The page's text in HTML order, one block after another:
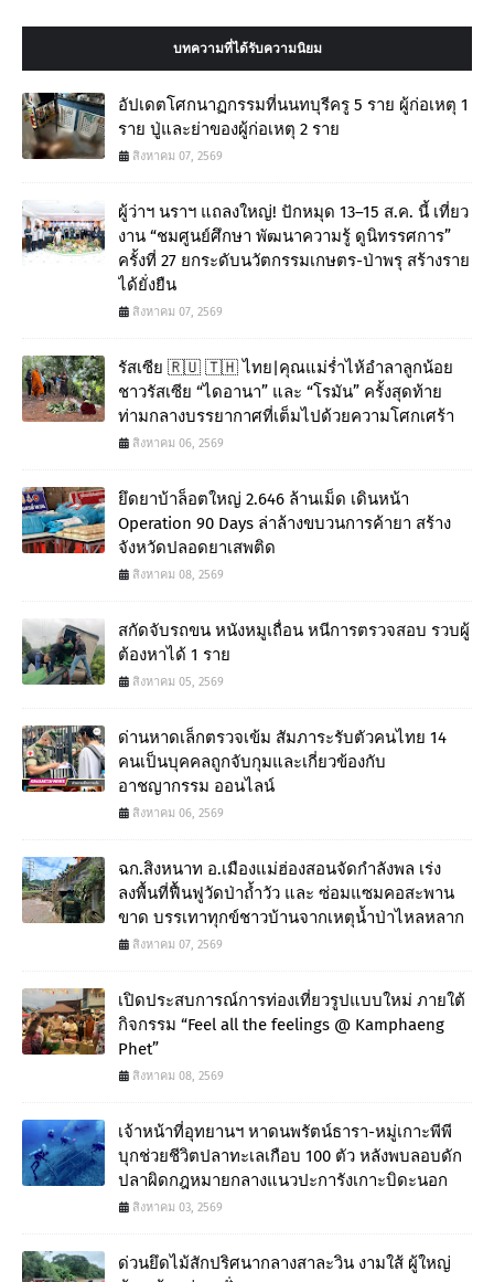
บทความที่ได้รับความนิยม
อัปเดตโศกนาฏกรรมที่นนทบุรีครู 5 ราย ผู้ก่อเหตุ 1
ราย ปู่และย่าของผู้ก่อเหตุ 2 ราย
สิงหาคม 07, 2569
ผู้ว่าฯ นราฯ แถลงใหญ่! ปักหมุด 13–15 ส.ค. นี้ เที่ยว
งาน “ชมศูนย์ศึกษา พัฒนาความรู้ ดูนิทรรศการ”
ครั้งที่ 27 ยกระดับนวัตกรรมเกษตร-ป่าพรุ สร้างราย
ได้ยั่งยืน
สิงหาคม 07, 2569
รัสเซีย 🇷🇺 🇹🇭 ไทย|คุณแม่ร่ำไห้อำลาลูกน้อย
ชาวรัสเซีย “ไดอานา” และ “โรมัน” ครั้งสุดท้าย
ท่ามกลางบรรยากาศที่เต็มไปด้วยความโศกเศร้า
สิงหาคม 06, 2569
ยึดยาบ้าล็อตใหญ่ 2.646 ล้านเม็ด เดินหน้า
Operation 90 Days ล่าล้างขบวนการค้ายา สร้าง
จังหวัดปลอดยาเสพติด
สิงหาคม 08, 2569
สกัดจับรถขน หนังหมูเถื่อน หนีการตรวจสอบ รวบผู้
ต้องหาได้ 1 ราย
สิงหาคม 05, 2569
ด่านหาดเล็กตรวจเข้ม สัมภาระรับตัวคนไทย 14
คนเป็นบุคคลถูกจับกุมและเกี่ยวข้องกับ
อาชญากรรม ออนไลน์
สิงหาคม 06, 2569
ฉก.สิงหนาท อ.เมืองแม่ฮ่องสอนจัดกำลังพล เร่ง
ลงพื้นที่ฟื้นฟูวัดป่าถ้ำวัว และ ซ่อมแซมคอสะพาน
ขาด บรรเทาทุกข์ชาวบ้านจากเหตุน้ำป่าไหลหลาก
สิงหาคม 07, 2569
เปิดประสบการณ์การท่องเที่ยวรูปแบบใหม่ ภายใต้
กิจกรรม “Feel all the feelings @ Kamphaeng
Phet”
สิงหาคม 08, 2569
เจ้าหน้าที่อุทยานฯ หาดนพรัตน์ธารา-หมู่เกาะพีพี
บุกช่วยชีวิตปลาทะเลเกือบ 100 ตัว หลังพบลอบดัก
ปลาผิดกฎหมายกลางแนวปะการังเกาะบิดะนอก
สิงหาคม 03, 2569
ด่วนยึดไม้สักปริศนากลางสาละวิน งามใส้ ผู้ใหญ่